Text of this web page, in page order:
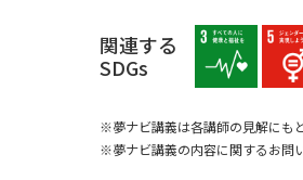
関連する
SDGs
※夢ナビ講義は各講師の見解にも
※夢ナビ講義の内容に関するお問